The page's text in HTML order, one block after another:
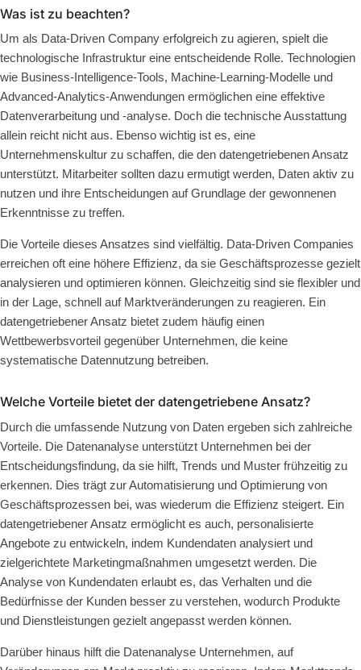
Was ist zu beachten?
Um als Data-Driven Company erfolgreich zu agieren, spielt die
technologische Infrastruktur eine entscheidende Rolle. Technologien
wie Business-Intelligence-Tools, Machine-Learning-Modelle und
Advanced-Analytics-Anwendungen ermöglichen eine effektive
Datenverarbeitung und -analyse. Doch die technische Ausstattung
allein reicht nicht aus. Ebenso wichtig ist es, eine
Unternehmenskultur zu schaffen, die den datengetriebenen Ansatz
unterstützt. Mitarbeiter sollten dazu ermutigt werden, Daten aktiv zu
nutzen und ihre Entscheidungen auf Grundlage der gewonnenen
Erkenntnisse zu treffen.
Die Vorteile dieses Ansatzes sind vielfältig. Data-Driven Companies
erreichen oft eine höhere Effizienz, da sie Geschäftsprozesse gezielt
analysieren und optimieren können. Gleichzeitig sind sie flexibler und
in der Lage, schnell auf Marktveränderungen zu reagieren. Ein
datengetriebener Ansatz bietet zudem häufig einen
Wettbewerbsvorteil gegenüber Unternehmen, die keine
systematische Datennutzung betreiben.
Welche Vorteile bietet der datengetriebene Ansatz?
Durch die umfassende Nutzung von Daten ergeben sich zahlreiche
Vorteile. Die Datenanalyse unterstützt Unternehmen bei der
Entscheidungsfindung, da sie hilft, Trends und Muster frühzeitig zu
erkennen. Dies trägt zur Automatisierung und Optimierung von
Geschäftsprozessen bei, was wiederum die Effizienz steigert. Ein
datengetriebener Ansatz ermöglicht es auch, personalisierte
Angebote zu entwickeln, indem Kundendaten analysiert und
zielgerichtete Marketingmaßnahmen umgesetzt werden. Die
Analyse von Kundendaten erlaubt es, das Verhalten und die
Bedürfnisse der Kunden besser zu verstehen, wodurch Produkte
und Dienstleistungen gezielt angepasst werden können.
Darüber hinaus hilft die Datenanalyse Unternehmen, auf